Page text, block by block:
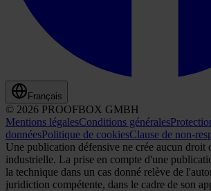
Français
© 2026 PROOFBOX GMBH
Mentions légalesConditions générales
donnéesPolitique de cookiesClause de non-
Une publication défensive ne crée aucun droit
industrielle. La prise en compte d'une
la technique dans un cas donné relève de
juridiction compétente, dans le cadre de son